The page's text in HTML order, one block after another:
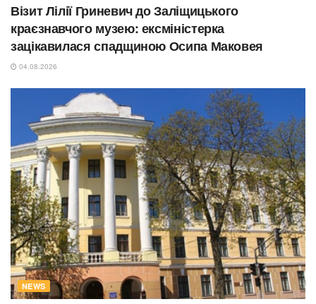
Візит Лілії Гриневич до Заліщицького
краєзнавчого музею: ексміністерка
зацікавилася спадщиною Осипа Маковея
04.08.2026
NEWS